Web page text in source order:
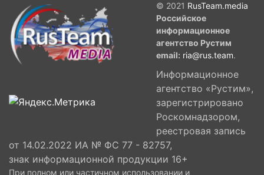
© 2021 RusTeam.media
Российское
информационное
агентство Рустим
email: ria@rus.team.
Информационное
агентство «Рустим»,
зарегистрировано
Роскомнадзором,
реестровая запись
от 14.02.2022 ИА № ФС 77 - 82757,
знак информационной продукции 16+
При полном или частичном использовании и